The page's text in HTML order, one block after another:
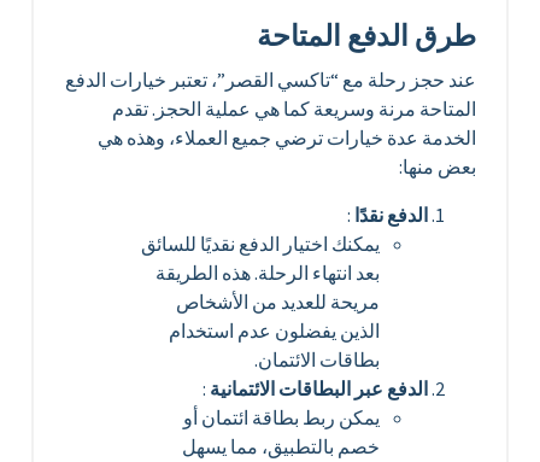
طرق الدفع المتاحة
عند حجز رحلة مع “تاكسي القصر”، تعتبر خيارات الدفع
المتاحة مرنة وسريعة كما هي عملية الحجز. تقدم
الخدمة عدة خيارات ترضي جميع العملاء، وهذه هي
بعض منها:
الدفع نقدًا:
يمكنك اختيار الدفع نقديًا للسائق
بعد انتهاء الرحلة. هذه الطريقة
مريحة للعديد من الأشخاص
الذين يفضلون عدم استخدام
بطاقات الائتمان.
الدفع عبر البطاقات الائتمانية:
يمكن ربط بطاقة ائتمان أو
خصم بالتطبيق، مما يسهل